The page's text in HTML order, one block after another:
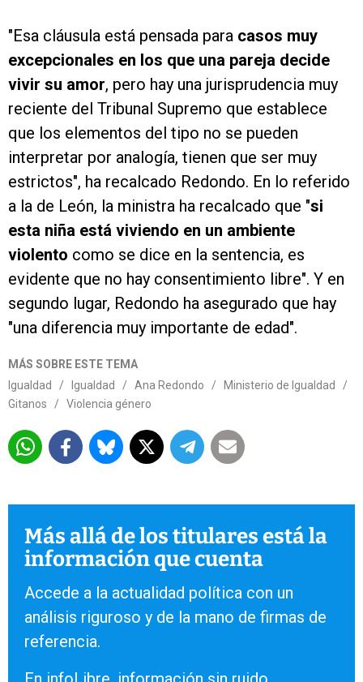
"Esa cláusula está pensada para casos muy
excepcionales en los que una pareja decide
vivir su amor, pero hay una jurisprudencia muy
reciente del Tribunal Supremo que establece
que los elementos del tipo no se pueden
interpretar por analogía, tienen que ser muy
estrictos", ha recalcado Redondo. En lo referido
a la de León, la ministra ha recalcado que "si
esta niña está viviendo en un ambiente
violento como se dice en la sentencia, es
evidente que no hay consentimiento libre". Y en
segundo lugar, Redondo ha asegurado que hay
"una diferencia muy importante de edad".
MÁS SOBRE ESTE TEMA
Igualdad
/ Igualdad / Ana Redondo / Ministerio de Igualdad
/
Gitanos
/ Violencia género
Más allá de los titulares está la
información que cuenta
Accede a la actualidad política con un
análisis riguroso y de la mano de firmas de
referencia.